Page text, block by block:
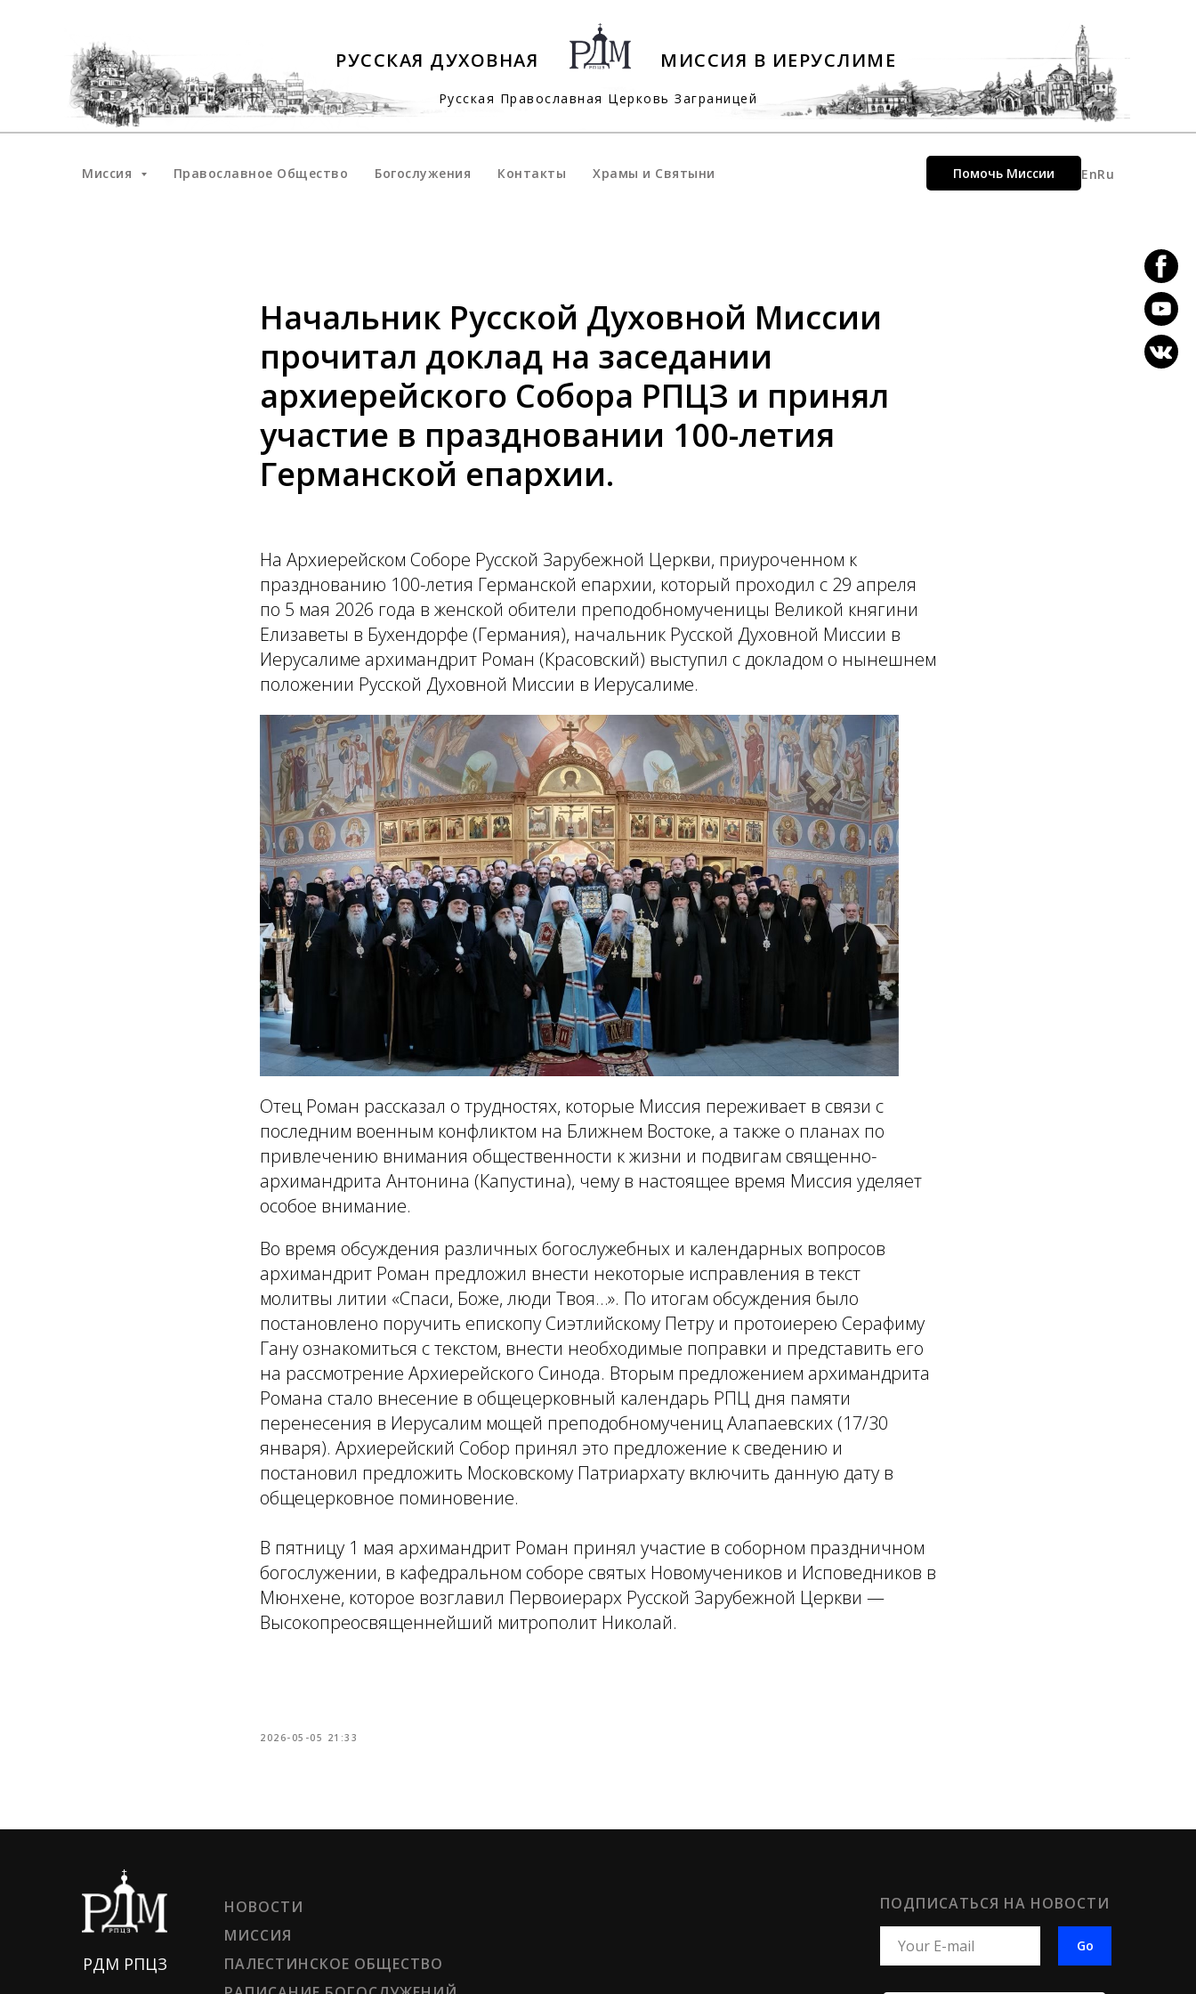
РУССКАЯ ДУХОВНАЯ МИССИЯ В ИЕРУСЛИМЕ
Русская Православная Церковь Заграницей
Миссия Православное Общество Богослужения Контакты Храмы и Святыни Помочь Миссии EnRu
Начальник Русской Духовной Миссии
прочитал доклад на заседании
архиерейского Собора РПЦЗ и принял
участие в праздновании 100-летия
Германской епархии.
На Архиерейском Соборе Русской Зарубежной Церкви, приуроченном к
празднованию 100-летия Германской епархии, который проходил с 29 апреля
по 5 мая 2026 года в женской обители преподобномученицы Великой княгини
Елизаветы в Бухендорфе (Германия), начальник Русской Духовной Миссии в
Иерусалиме архимандрит Роман (Красовский) выступил с докладом о нынешнем
положении Русской Духовной Миссии в Иерусалиме.
Отец Роман рассказал о трудностях, которые Миссия переживает в связи с
последним военным конфликтом на Ближнем Востоке, а также о планах по
привлечению внимания общественности к жизни и подвигам священно-
архимандрита Антонина (Капустина), чему в настоящее время Миссия уделяет
особое внимание.
Во время обсуждения различных богослужебных и календарных вопросов
архимандрит Роман предложил внести некоторые исправления в текст
молитвы литии «Спаси, Боже, люди Твоя…». По итогам обсуждения было
постановлено поручить епископу Сиэтлийскому Петру и протоиерею Серафиму
Гану ознакомиться с текстом, внести необходимые поправки и представить его
на рассмотрение Архиерейского Синода. Вторым предложением архимандрита
Романа стало внесение в общецерковный календарь РПЦ дня памяти
перенесения в Иерусалим мощей преподобномучениц Алапаевских (17/30
января). Архиерейский Собор принял это предложение к сведению и
постановил предложить Московскому Патриархату включить данную дату в
общецерковное поминовение.
В пятницу 1 мая архимандрит Роман принял участие в соборном праздничном
богослужении, в кафедральном соборе святых Новомучеников и Исповедников в
Мюнхене, которое возглавил Первоиерарх Русской Зарубежной Церкви —
Высокопреосвященнейший митрополит Николай.
2026-05-05 21:33
НОВОСТИ
МИССИЯ
ПАЛЕСТИНСКОЕ ОБЩЕСТВО
Go
ПОДПИСАТЬСЯ НА НОВОСТИ
РДМ РПЦЗ